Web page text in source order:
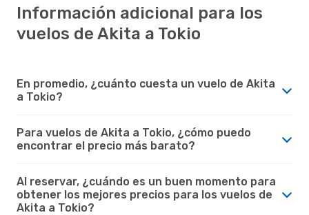
Información adicional para los
vuelos de Akita a Tokio
En promedio, ¿cuánto cuesta un vuelo de Akita
a Tokio?
Para vuelos de Akita a Tokio, ¿cómo puedo
encontrar el precio más barato?
Al reservar, ¿cuándo es un buen momento para
obtener los mejores precios para los vuelos de
Akita a Tokio?